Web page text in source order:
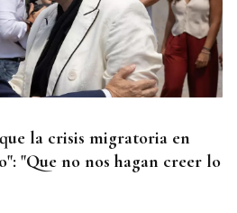
la crisis migratoria en
"Que no nos hagan creer lo